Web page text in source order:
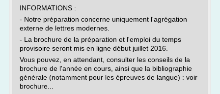
INFORMATIONS :
- Notre préparation concerne uniquement l'agrégation
externe de lettres modernes.
- La brochure de la préparation et l'emploi du temps
provisoire seront mis en ligne début juillet 2016.
Vous pouvez, en attendant, consulter les conseils de la
brochure de l'année en cours, ainsi que la bibliographie
générale (notamment pour les épreuves de langue) : voir
brochure...